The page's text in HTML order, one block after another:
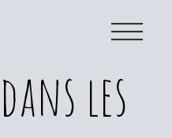
les
|||